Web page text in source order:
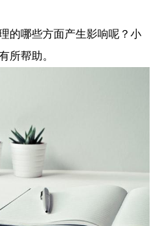
的哪些方面产生影响呢？小
所帮助。